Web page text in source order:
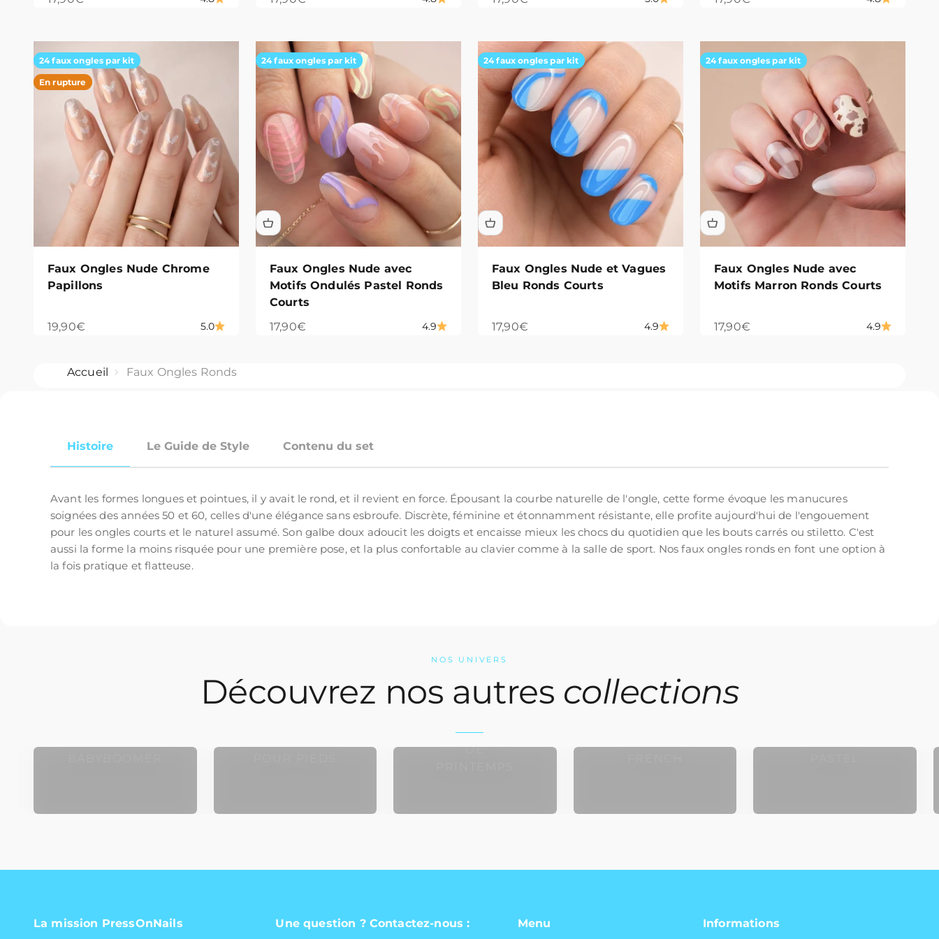
24 faux ongles par kit
En rupture
Faux Ongles Nude Chrome
Papillons
Prix de vente
19,90€ 5.0
24 faux ongles par kit
Faux Ongles Nude avec
Motifs Ondulés Pastel Ronds
Courts
Prix de vente
17,90€ 4.9
24 faux ongles par kit
Faux Ongles Nude et Vagues
Bleu Ronds Courts
Prix de vente
17,90€ 4.9
24 faux ongles par kit
Faux Ongles Nude avec
Motifs Marron Ronds Courts
Prix de vente
17,90€ 4.9
Accueil Faux Ongles Ronds
Histoire Le Guide de Style Contenu du set
Avant les formes longues et pointues, il y avait le rond, et il revient en force. Épousant la courbe naturelle de l'ongle, cette forme évoque les manucures
soignées des années 50 et 60, celles d'une élégance sans esbroufe. Discrète, féminine et étonnamment résistante, elle profite aujourd'hui de l'engouement
pour les ongles courts et le naturel assumé. Son galbe doux adoucit les doigts et encaisse mieux les chocs du quotidien que les bouts carrés ou stiletto. C'est
aussi la forme la moins risquée pour une première pose, et la plus confortable au clavier comme à la salle de sport. Nos faux ongles ronds en font une option à
la fois pratique et flatteuse.
NOS UNIVERS
Découvrez nos autres collections
FAUX ONGLES
DE
La mission PressOnNails Une question ? Contactez-nous : Menu Informations